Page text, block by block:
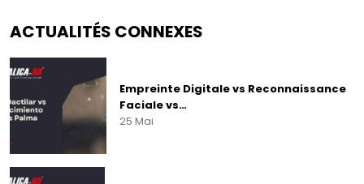
ACTUALITÉS CONNEXES
Empreinte Digitale vs Reconnaissance
Faciale vs…
25 Mai